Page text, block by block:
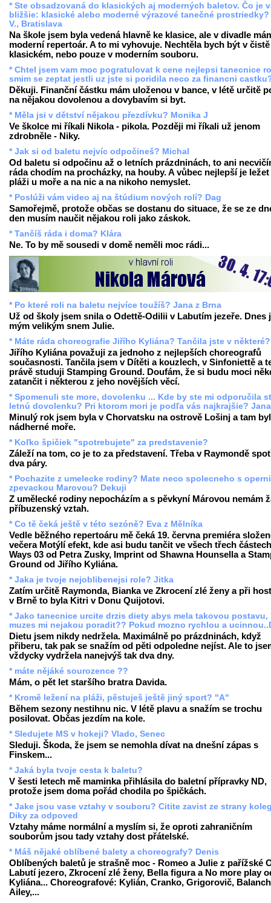
* Ste obsadzovaná do klasických aj moderných baletov. Čo je
bližšie: klasické alebo moderné výrazové tanečné prostriedky?
V., Bratislava
Na škole jsem byla vedená hlavně ke klasice, ale v divadle
moderní repertoár. A to mi vyhovuje. Nechtěla bych být v čistě
klasickém, nebo pouze v moderním souboru.
* Chtel jsem vam moc pogratulovat k cene nejlepsi tanecnice
smim se zeptat jestli uz jste si poridila neco za financni
Děkuji. Finanční částku mám uloženou v bance, v létě určitě
na nějakou dovolenou a dovybavím si byt.
* Měla jsi v dětství nějakou přezdívku? Monika J
Ve školce mi říkali Nikola - pikola. Později mi říkali už jenom
zdrobněle - Niky.
* Jak si od baletu nejvíc odpočineš? Michal
Od baletu si odpočinu až o letních prázdninách, to ani
ráda chodím na procházky, na houby. A vůbec nejlepší je ležet
pláži u moře a na nic a na nikoho nemyslet.
* Poslúži vám video aj na štúdium nových rolí? Dag
Samořejmě, protože občas se dostanu do situace, že se ze
den musím naučit nějakou roli jako záskok.
* Tančíš ráda i doma? Klára
Ne. To by mě sousedi v domě neměli moc rádi...
* Po které roli na baletu nejvíce toužíš? Jana z Brna
Už od školy jsem snila o Odettě-Odilii v Labutím jezeře. Dnes
mým velikým snem Julie.
* Máte ráda choreografie Jiřího Kyliána? Tančila jste v některé?
Jiřího Kyliána považuji za jednoho z nejlepších choreografů
současnosti. Tančila jsem v Dítěti a kouzlech, v Sinfoniettě a
právě studuji Stamping Ground. Doufám, že si budu moci
zatančit i některou z jeho novějších věcí.
* Spomenuli ste more, dovolenku ... Kde by ste mi odporučila
letnú dovolenku? Pri ktorom mori je podľa vás najkrajšie?
Minulý rok jsem byla v Chorvatsku na ostrově Lošinj a tam
nádherné moře.
* Koľko špičiek "spotrebujete" za predstavenie?
Záleží na tom, co je to za představení. Třeba v Raymondě
dva páry.
* Pochazite z umelecke rodiny? Mate neco spolecneho s operni
zpevackou Marovou? Dekuji
Z umělecké rodiny nepocházím a s pěvkyní Márovou nemám
příbuzenský vztah.
* Co tě čeká ještě v této sezóně? Eva z Mělníka
Vedle běžného repertoáru mě čeká 19. června premiéra
večera Motýlí efekt, kde asi budu tančit ve všech třech
Ways 03 od Petra Zusky, Imprint od Shawna Hounsella a
Ground od Jiřího Kyliána.
* Jaka je tvoje nejoblibenejsi role? Jitka
Zatím určitě Raymonda, Bianka ve Zkrocení zlé ženy a při
v Brně to byla Kitri v Donu Quijotovi.
* Jako tanecnice urcite drzis diety abys mela takovou postavu,
muzes mi nejakou poradit?? Pokud mozno rychlou a
Dietu jsem nikdy nedržela. Maximálně po prázdninách, když
přiberu, tak pak se snažím od pěti odpoledne nejíst. Ale to
vždycky vydržela nanejvýš tak dva dny.
* máte nějáké sourozence ??
Mám, o pět let staršího bratra Davida.
* Kromě ležení na pláži, pěstuješ ještě jiný sport? "A"
Během sezony nestihnu nic. V létě plavu a snažím se trochu
posilovat. Občas jezdím na kole.
* Sledujete MS v hokeji? Vlado, Senec
Sleduji. Škoda, že jsem se nemohla dívat na dnešní zápas s
Finskem...
* Jaká byla tvoje cesta k baletu?
V šesti letech mě maminka přihlásila do baletní přípravky ND,
protože jsem doma pořád chodila po špičkách.
* Jake jsou vase vztahy v souboru? Citite zavist ze strany
Diky za odpoved
Vztahy máme normální a myslím si, že oproti zahraničním
souborům jsou tady vztahy dost přátelské.
* Máš nějaké oblíbené balety a choreografy? Denis
Oblíbených baletů je strašně moc - Romeo a Julie z pařížské
Labutí jezero, Zkrocení zlé ženy, Bella figura a No more play
Kyliána... Choreografové: Kylián, Cranko, Grigorovič,
Ailey,...